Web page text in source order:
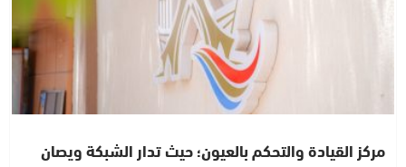
مركز القيادة والتحكم بالعيون؛ حيث تدار الشبكة ويصان